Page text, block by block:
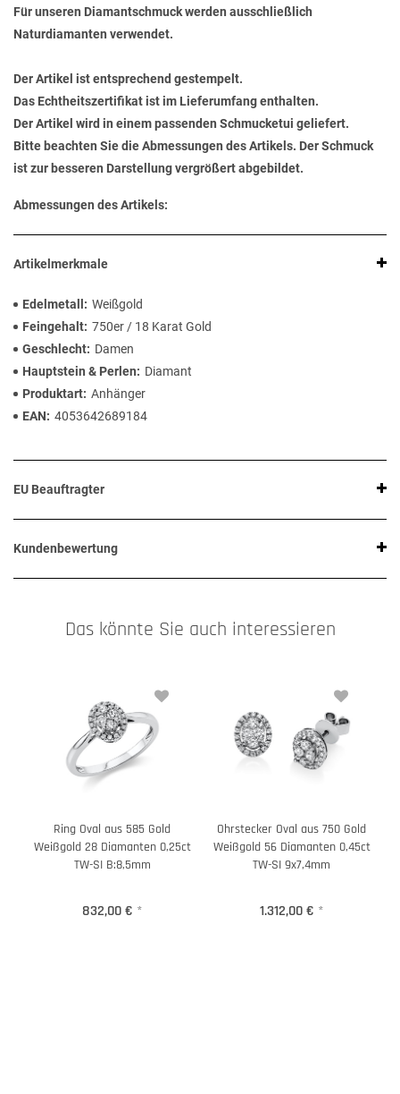
Für unseren Diamantschmuck werden ausschließlich
Naturdiamanten verwendet.
Der Artikel ist entsprechend gestempelt.
Das Echtheitszertifikat ist im Lieferumfang enthalten.
Der Artikel wird in einem passenden Schmucketui geliefert.
Bitte beachten Sie die Abmessungen des Artikels. Der Schmuck
ist zur besseren Darstellung vergrößert abgebildet.
Abmessungen des Artikels:
Artikelmerkmale
Edelmetall
Weißgold
Feingehalt 750er / 18 Karat Gold
Geschlecht
Damen
Hauptstein & Perlen
Diamant
Produktart Anhänger
EAN
4053642689184
EU Beauftragter
Kundenbewertung
Das könnte Sie auch interessieren
Ring Oval aus 585 Gold
Weißgold 28 Diamanten 0,25ct
TW-SI B:8,5mm
832,00 € *
Ohrstecker Oval aus 750 Gold
Weißgold 56 Diamanten 0,45ct
TW-SI 9x7,4mm
1.312,00 € *